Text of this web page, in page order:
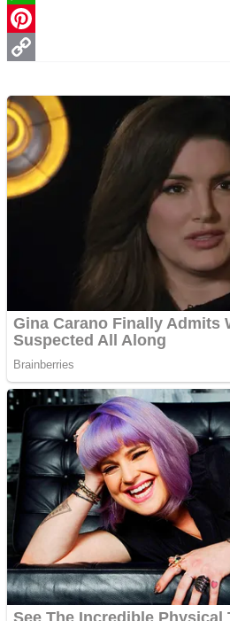
WhatsApp
Pinterest
Link